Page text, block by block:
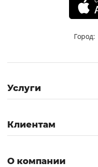
Город:
Услуги
Клиентам
О компании